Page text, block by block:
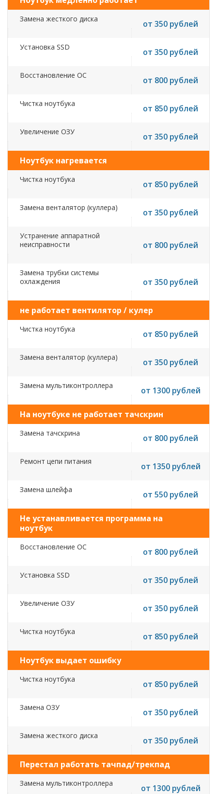
Замена жесткого диска от 350 рублей
Установка SSD от 350 рублей
Восстановление ОС от 800 рублей
Чистка ноутбука от 850 рублей
Увеличение ОЗУ от 350 рублей
Ноутбук нагревается
Чистка ноутбука от 850 рублей
Замена венталятор (куллера) от 350 рублей
Устранение аппаратной
неисправности
от 800 рублей
Замена трубки системы
охлаждения
от 350 рублей
не работает вентилятор / кулер
Чистка ноутбука от 850 рублей
Замена венталятор (куллера) от 350 рублей
Замена мультиконтроллера от 1300 рублей
На ноутбуке не работает тачскрин
Замена тачскрина от 800 рублей
Ремонт цепи питания от 1350 рублей
Замена шлейфа от 550 рублей
Не устанавливается программа на
ноутбук
Восстановление ОС от 800 рублей
Установка SSD от 350 рублей
Увеличение ОЗУ от 350 рублей
Чистка ноутбука от 850 рублей
Ноутбук выдает ошибку
Чистка ноутбука от 850 рублей
Замена ОЗУ от 350 рублей
Замена жесткого диска от 350 рублей
Перестал работать тачпад/трекпад
Замена мультиконтроллера от 1300 рублей